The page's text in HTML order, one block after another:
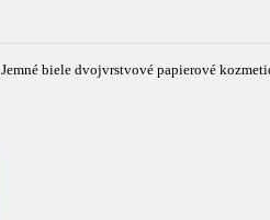
Jemné biele dvojvrstvové papierové